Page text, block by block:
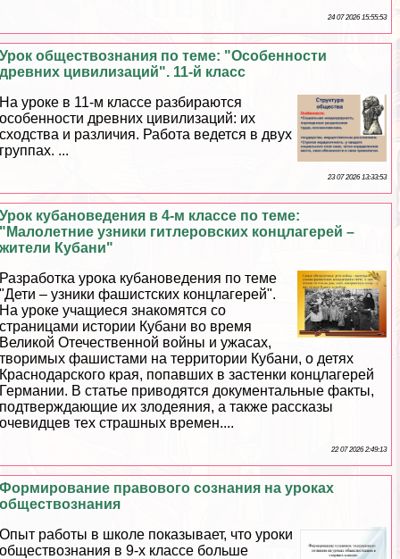
24 07 2026 15:55:53
Урок обществознания по теме: "Особенности
древних цивилизаций". 11-й класс
На уроке в 11-м классе разбираются
особенности древних цивилизаций: их
сходства и различия. Работа ведется в двух
группах. ...
23 07 2026 13:33:53
Урок кубановедения в 4-м классе по теме:
"Малолетние узники гитлеровских концлагерей –
жители Кубани"
Разработка урока кубановедения по теме
"Дети – узники фашистских концлагерей".
На уроке учащиеся знакомятся со
страницами истории Кубани во время
Великой Отечественной войны и ужасах,
творимых фашистами на территории Кубани, о детях
Краснодарского края, попавших в застенки концлагерей
Германии. В статье приводятся документальные факты,
подтверждающие их злодеяния, а также рассказы
очевидцев тех страшных времен....
22 07 2026 2:49:13
Формирование правового сознания на уроках
обществознания
Опыт работы в школе показывает, что уроки
обществознания в 9-х классе больше